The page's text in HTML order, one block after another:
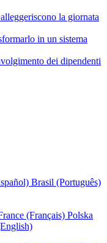
la giornata
in un sistema
dei dipendenti
Brasil (Português)
(Français) Polska